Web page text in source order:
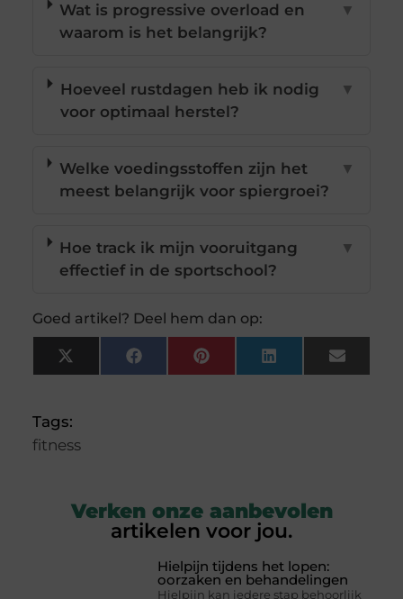
Wat is progressive overload en
waarom is het belangrijk?
▼
Hoeveel rustdagen heb ik nodig
voor optimaal herstel?
▼
Welke voedingsstoffen zijn het
meest belangrijk voor spiergroei?
▼
Hoe track ik mijn vooruitgang
effectief in de sportschool?
▼
Goed artikel? Deel hem dan op:
X
(Twitter)
FacebookPinterestLinkedInEmail
Tags:
fitness
Verken onze aanbevolen
artikelen voor jou.
Hielpijn tijdens het lopen:
oorzaken en behandelingen
Hielpijn kan iedere stap behoorlijk